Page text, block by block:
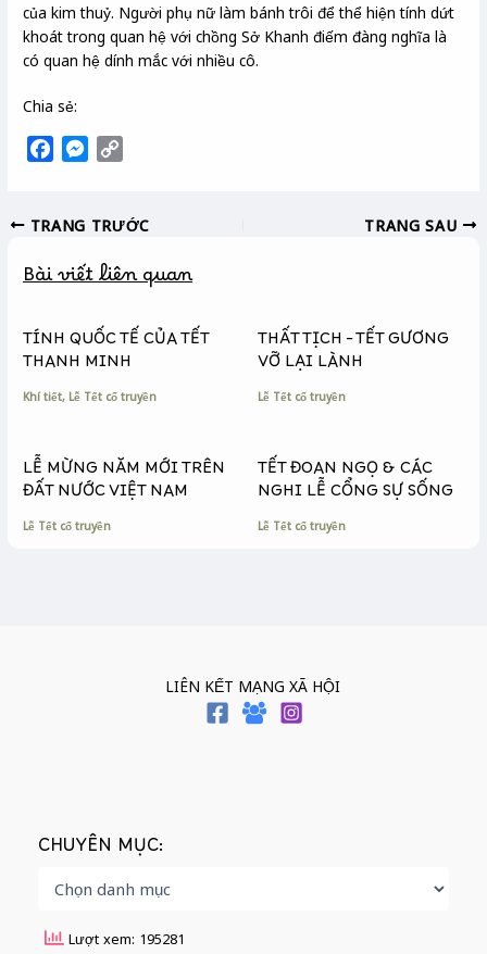
của kim thuỷ. Người phụ nữ làm bánh trôi để thể hiện tính dứt
khoát trong quan hệ với chồng Sở Khanh điếm đàng nghĩa là
có quan hệ dính mắc với nhiều cô.
Chia sẻ:
e
o
k
M
s
n
e
r
y
i
k
TRANG TRƯỚC TRANG SAU
Bài viết liên quan
TÍNH QUỐC TẾ CỦA TẾT
THANH MINH
Khí tiết, Lễ Tết cổ truyền
THẤT TỊCH – TẾT GƯƠNG
VỠ LẠI LÀNH
Lễ Tết cổ truyền
LỄ MỪNG NĂM MỚI TRÊN
ĐẤT NƯỚC VIỆT NAM
Lễ Tết cổ truyền
TẾT ĐOAN NGỌ & CÁC
NGHI LỄ CỔNG SỰ SỐNG
Lễ Tết cổ truyền
LIÊN KẾT MẠNG XÃ HỘI
CHUYÊN MỤC:
Lượt xem: 195281